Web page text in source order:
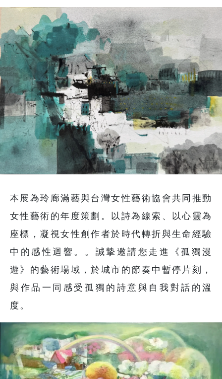
本展為玲廊滿藝與台灣女性藝術協會共同推動
女性藝術的年度策劃。以詩為線索、以心靈為
座標，凝視女性創作者於時代轉折與生命經驗
中的感性迴響。。誠摯邀請您走進《孤獨漫
遊》的藝術場域，於城市的節奏中暫停片刻，
與作品一同感受孤獨的詩意與自我對話的溫
度。